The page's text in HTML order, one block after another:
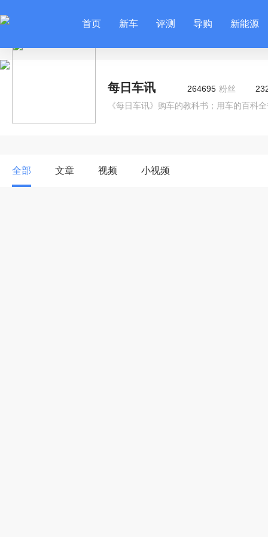
首页 新车 评测 导购 新能源
每日车讯 264695 粉丝
《每日车讯》购车的教科书；用车的百科
全部 文章 视频 小视频